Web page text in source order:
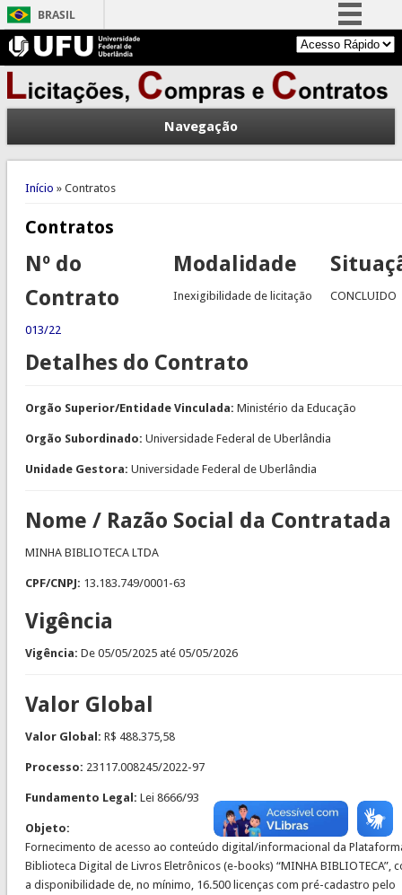
BRASIL
Simplifique!
Comunica BR
Participe
Acesso à informação
Legislação
Navegação
Você está aqui
Início » Contratos
Contratos
Nº do
Contrato
013/22
Modalidade
Inexigibilidade de licitação CONCLUIDO
Detalhes do Contrato
Orgão Superior/Entidade Vinculada: Ministério da Educação
Orgão Subordinado: Universidade Federal de Uberlândia
Unidade Gestora: Universidade Federal de Uberlândia
Nome / Razão Social da Contratada
MINHA BIBLIOTECA LTDA
CPF/CNPJ: 13.183.749/0001-63
Vigência
Vigência: De 05/05/2025até 05/05/2026
Valor Global
Valor Global: R$ 488.375,58
Processo: 23117.008245/2022-97
Fundamento Legal: Lei 8666/93
Objeto:
Fornecimento de acesso ao conteúdo digital/informacional da
Biblioteca Digital de Livros Eletrônicos (e-books) “MINHA BIBLIOTECA”,
a disponibilidade de, no mínimo, 16.500 licenças com pré-cadastro pelo